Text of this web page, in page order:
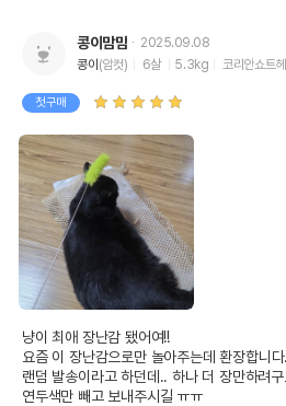
콩이맘맘
2025.09.08
콩이 (암컷) 6살 5.3kg 코리안쇼트
첫구매
냥이 최애 장난감 됐어여!!
요즘 이 장난감으로만 놀아주는데 환장합니다.
랜덤 발송이라고 하던데.. 하나 더 장만하려
연두색만 빼고 보내주시길 ㅠㅠ